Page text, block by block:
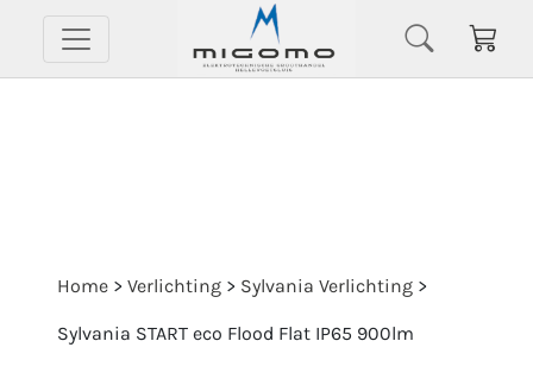
Home > Verlichting > Sylvania Verlichting >
Sylvania START eco Flood Flat IP65 900lm